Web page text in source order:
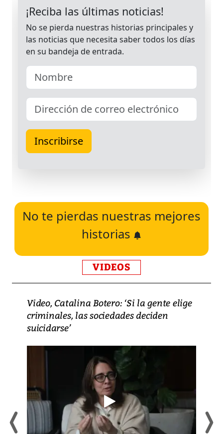
No te pierdas nuestras mejores
historias
VIDEOS
Video, Catalina Botero: ‘Si la gente elige
criminales, las sociedades deciden
suicidarse’